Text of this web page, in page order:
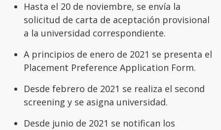
Hasta el 20 de noviembre, se envía la
solicitud de carta de aceptación provisional
a la universidad correspondiente.
A principios de enero de 2021 se presenta el
Placement Preference Application Form.
Desde febrero de 2021 se realiza el second
screening y se asigna universidad.
Desde junio de 2021 se notifican los